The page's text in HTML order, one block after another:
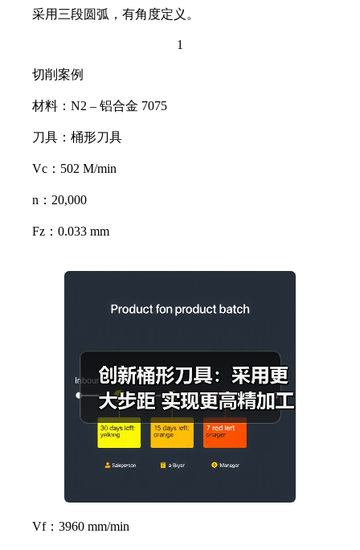
采用三段圆弧，有角度定义。
1
切削案例
材料：N2 – 铝合金 7075
刀具：桶形刀具
Vc：502 M/min
n：20,000
Fz：0.033 mm
Vf：3960 mm/min